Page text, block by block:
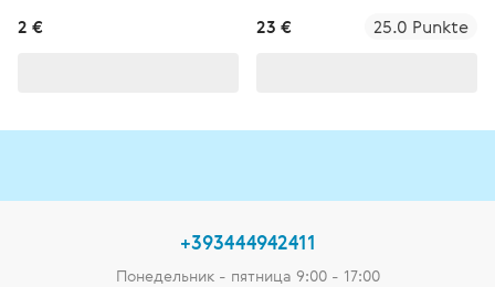
2 € 23 € 25.0 Punkte
+393444942411
Понедельник - пятница 9:00 - 17:00